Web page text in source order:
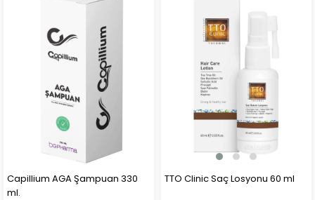
Capillium AGA Şampuan 330
ml.
TTO Clinic Saç Losyonu 60 ml